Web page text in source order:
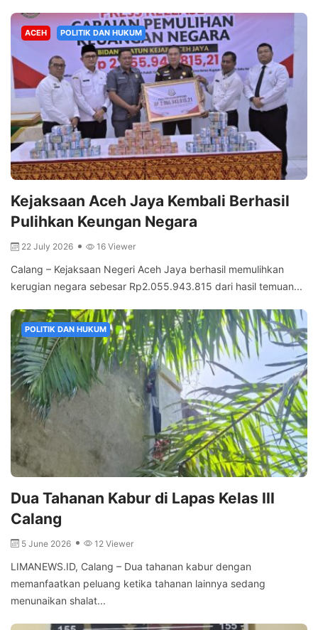
ACEH POLITIK DAN HUKUM
Kejaksaan Aceh Jaya Kembali Berhasil
Pulihkan Keungan Negara
22 July 2026 16 Viewer
Calang – Kejaksaan Negeri Aceh Jaya berhasil memulihkan
kerugian negara sebesar Rp2.055.943.815 dari hasil temuan...
POLITIK DAN HUKUM
Dua Tahanan Kabur di Lapas Kelas III
Calang
5 June 2026 12 Viewer
LIMANEWS.ID, Calang – Dua tahanan kabur dengan
memanfaatkan peluang ketika tahanan lainnya sedang
menunaikan shalat...